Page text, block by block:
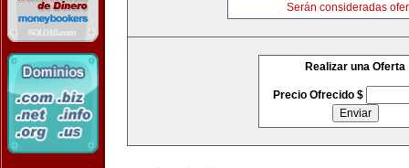
Serán consideradas
Realizar una Oferta
Precio Ofrecido $